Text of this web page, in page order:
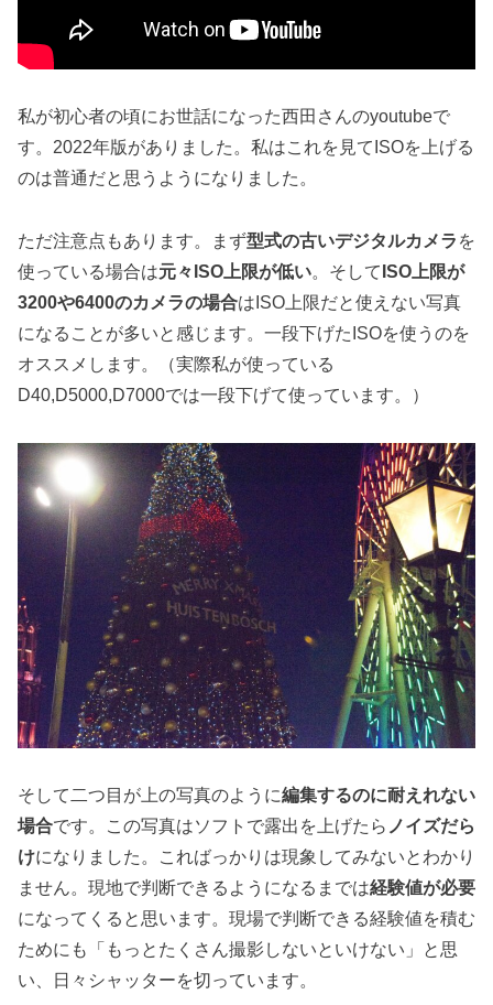
私が初心者の頃にお世話になった西田さんのyoutubeで
す。2022年版がありました。私はこれを見てISOを上げる
のは普通だと思うようになりました。
ただ注意点もあります。まず型式の古いデジタルカメラ を
使っている場合は元々ISO上限が低い。そして ISO上限が
3200や6400のカメラの場合はISO上限だと使えない写真
になることが多いと感じます。一段下げたISOを使うのを
オススメします。（実際私が使っている
D40,D5000,D7000では一段下げて使っています。）
そして二つ目が上の写真のように編集するのに耐えれない
場合です。この写真はソフトで露出を上げたら ノイズだら
けになりました。こればっかりは現象してみないとわかり
ません。現地で判断できるようになるまでは経験値が必要
になってくると思います。現場で判断できる経験値を積む
ためにも「もっとたくさん撮影しないといけない」と思
い、日々シャッターを切っています。